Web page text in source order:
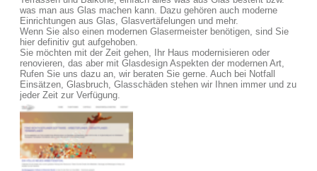
was man aus Glas machen kann. Dazu gehören auch moderne
Einrichtungen aus Glas, Glasvertäfelungen und mehr.
Wenn Sie also einen modernen Glasermeister benötigen, sind Sie
hier definitiv gut aufgehoben.
Sie möchten mit der Zeit gehen, Ihr Haus modernisieren oder
renovieren, das aber mit Glasdesign Aspekten der modernen Art,
Rufen Sie uns dazu an, wir beraten Sie gerne. Auch bei Notfall
Einsätzen, Glasbruch, Glasschäden stehen wir Ihnen immer und zu
jeder Zeit zur Verfügung.